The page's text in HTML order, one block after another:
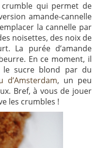
crumble qui permet de
amande-cannelle
la cannelle par
noisettes, des noix de
La purée d’amande
En ce moment, il
le sucre blond par du
, un peu
Bref, à vous de jouer
les crumbles !